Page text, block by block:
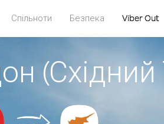
Спільноти Безпека Viber Out
(Східний